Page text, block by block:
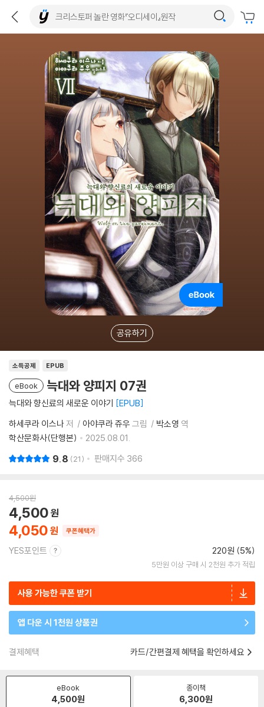
공유하기
소득공제 EPUB
eBook 늑대와 양피지 07권
늑대와 향신료의 새로운 이야기 EPUB
하세쿠라 이스나저 아야쿠라 쥬우 그림 박소영 역
학산문화사(단행본)
2025.08.01.
9.8 21 판매지수 366
4,500원
4,050
4,500
쿠폰혜택가
YES포인트 220원 (5%)
5만원 이상 구매 시 2천원 추가 적립
사용 가능한 쿠폰 받기
앱 다운 시 1천원 상품권
결제혜택 카드/간편결제 혜택을 확인하세요
eBook
4,500원
종이책
6,300원